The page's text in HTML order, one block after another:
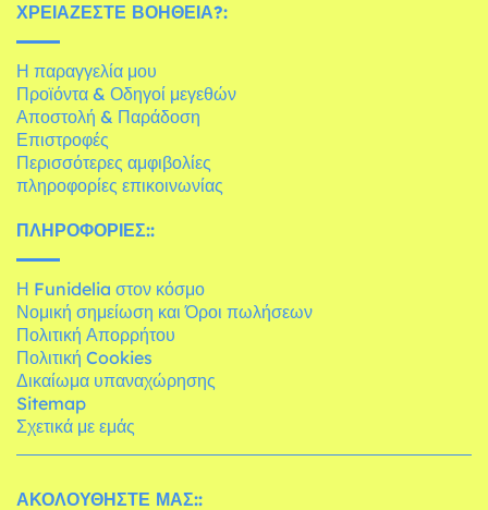
ΧΡΕΙΆΖΕΣΤΕ ΒΟΉΘΕΙΑ?:
Η παραγγελία μου
Προϊόντα & Οδηγοί μεγεθών
Αποστολή & Παράδοση
Επιστροφές
Περισσότερες αμφιβολίες
πληροφορίες επικοινωνίας
ΠΛΗΡΟΦΟΡΊΕΣ::
Η Funidelia στον κόσμο
Νομική σημείωση και Όροι πωλήσεων
Πολιτική Απορρήτου
Πολιτική Cookies
Δικαίωμα υπαναχώρησης
Sitemap
Σχετικά με εμάς
ΑΚΟΛΟΥΘΉΣΤΕ ΜΑΣ::